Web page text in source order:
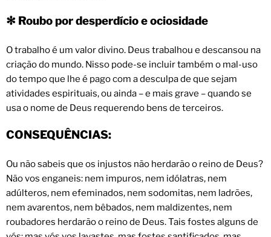
✻ Roubo por desperdício e ociosidade
O trabalho é um valor divino. Deus trabalhou e descansou na
criação do mundo. Nisso pode-se incluir também o mal-uso
do tempo que lhe é pago com a desculpa de que sejam
atividades espirituais, ou ainda – e mais grave – quando se
usa o nome de Deus requerendo bens de terceiros.
CONSEQUÊNCIAS:
Ou não sabeis que os injustos não herdarão o reino de Deus?
Não vos enganeis: nem impuros, nem idólatras, nem
adúlteros, nem efeminados, nem sodomitas, nem ladrões,
nem avarentos, nem bêbados, nem maldizentes, nem
roubadores herdarão o reino de Deus. Tais fostes alguns de